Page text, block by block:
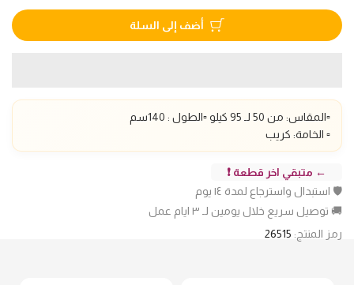
أضف إلى السلة
▫️المقاس: من 50 لـ 95 كيلو ▫️الطول : 140سم
▫️ الخامة: كريب
← متبقي اخر قطعة ❗
🛡️ استبدال واسترجاع لمدة ١٤ يوم
🚚 توصيل سريع خلال يومين لـ ٣ ايام عمل
رمز المنتج: 26515